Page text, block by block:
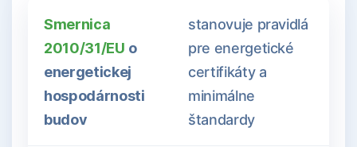
Smernica
2010/31/EU o
energetickej
hospodárnosti
budov
stanovuje pravidlá
pre energetické
certifikáty a
minimálne
štandardy